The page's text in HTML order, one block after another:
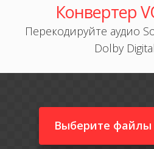
Конвертер
Перекодируйте аудио
Dolby
Выберите файлы